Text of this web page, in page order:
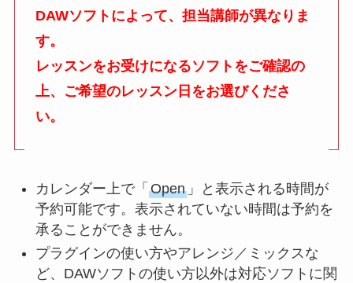
DAWソフトによって、担当講師が異なりま
す。
レッスンをお受けになるソフトをご確認の
上、ご希望のレッスン日をお選びくださ
い。
カレンダー上で「 Open」と表示される時間が
予約可能です。表示されていない時間は予約を
承ることができません。
プラグインの使い方やアレンジ／ミックスな
ど、DAWソフトの使い方以外は対応ソフトに関